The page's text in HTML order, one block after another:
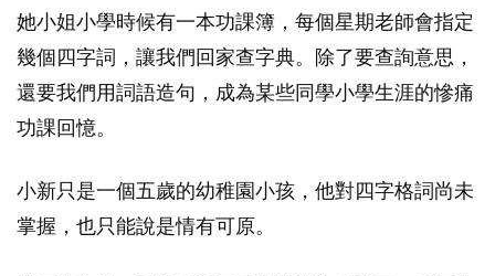
她小姐小學時候有一本功課簿，每個星期老師會指定
幾個四字詞，讓我們回家查字典。除了要查詢意思，
還要我們用詞語造句，成為某些同學小學生涯的慘痛
功課回憶。
小新只是一個五歲的幼稚園小孩，他對四字格詞尚未
掌握，也只能說是情有可原。